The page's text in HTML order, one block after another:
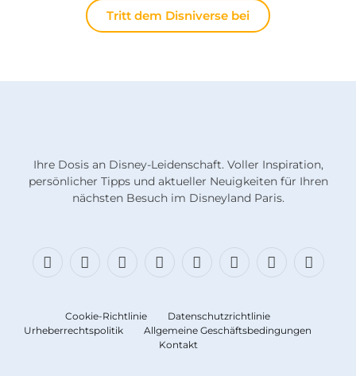
Tritt dem Disniverse bei
Ihre Dosis an Disney-Leidenschaft. Voller Inspiration,
persönlicher Tipps und aktueller Neuigkeiten für Ihren
nächsten Besuch im Disneyland Paris.
Facebook
X
BlueskyInstagramFäden TikTok DiskordRSS
Cookie-Richtlinie
Datenschutzrichtlinie
Urheberrechtspolitik
Allgemeine Geschäftsbedingungen
Kontakt